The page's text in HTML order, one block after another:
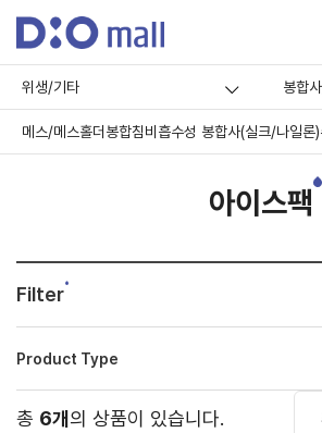
위생/기타 봉합
메스/메스홀더 봉합침비흡수성 봉합사(실크/나일론)
아이스팩
Filter
Product Type
총 6개의 상품이 있습니다.